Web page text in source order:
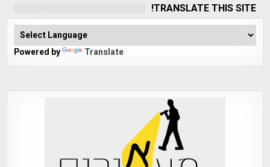
TRANSLATE THIS SITE!
Powered by Translate